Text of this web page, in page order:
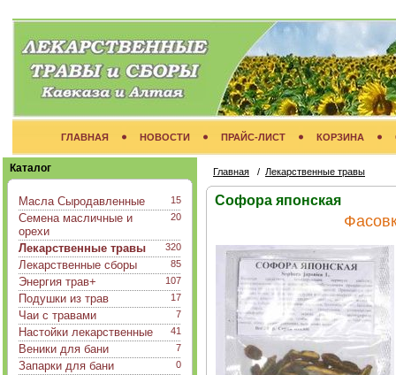
ГЛАВНАЯ НОВОСТИ ПРАЙС-ЛИСТ КОРЗИНА
Каталог
15
Масла Сыродавленные
20
Семена масличные и
орехи
320
Лекарственные травы
85
Лекарственные сборы
107
Энергия трав+
17
Подушки из трав
7
Чаи с травами
41
Настойки лекарственные
7
Веники для бани
0
Запарки для бани
Главная / Лекарственные травы
Софора японская